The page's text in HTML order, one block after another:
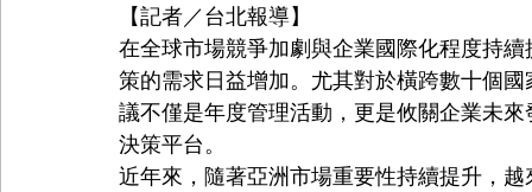
【記者／台北報導】
在全球市場競爭加劇與企業國際化程度持
策的需求日益增加。尤其對於橫跨數十個
議不僅是年度管理活動，更是攸關企業未
決策平台。
近年來，隨著亞洲市場重要性持續提升，